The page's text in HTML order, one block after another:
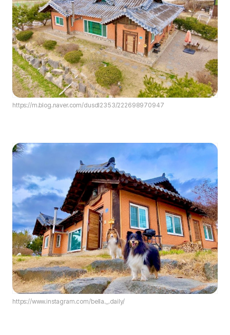
https://m.blog.naver.com/dusdl2353/222698970947
https://www.instagram.com/bella._.daily/